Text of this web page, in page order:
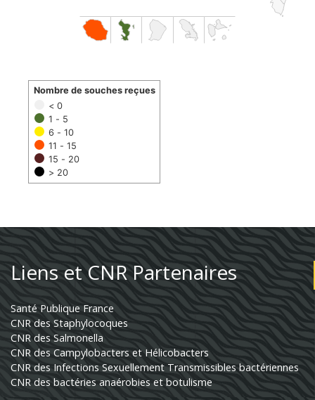
< 0
1 - 5
6 - 10
11 - 15
15 - 20
> 20
Nombre de souches reçues
Liens et CNR Partenaires
Santé Publique France
CNR des Staphylocoques
CNR des Salmonella
CNR des Campylobacters et Hélicobacters
CNR des Infections Sexuellement Transmissibles bactériennes
CNR des bactéries anaérobies et botulisme